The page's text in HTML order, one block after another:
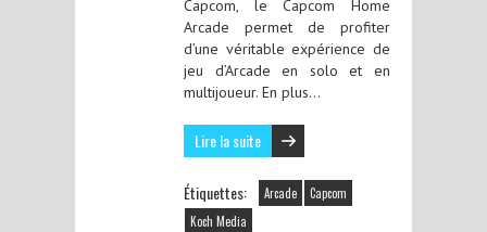
Capcom, le Capcom Home
Arcade permet de profiter
d’une véritable expérience de
jeu d’Arcade en solo et en
multijoueur. En plus…
Lire la suite
Étiquettes: Arcade
Capcom
Koch Media